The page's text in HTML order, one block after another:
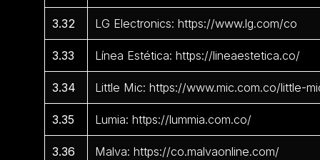
3.32 LG Electronics: https://www.lg.com/co
3.33 Línea Estética: https://lineaestetica.co/
3.34 Little Mic: https://www.mic.com.co/little-
3.35 Lumia: https://lummia.com.co/
3.36 Malva: https://co.malvaonline.com/